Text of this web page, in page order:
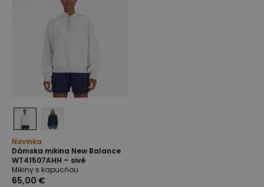
Novinka
Dámska mikina New Balance
WT41507AHH – sivé
Mikiny s kapucňou
65,00 €